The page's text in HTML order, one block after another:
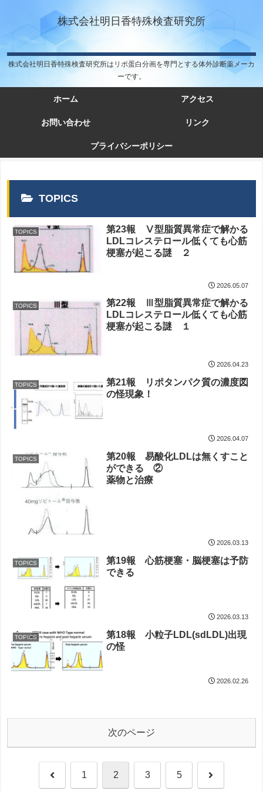
株式会社明日香特殊検査研究所
株式会社明日香特殊検査研究所はリポ蛋白分画を専門とする体外診断薬メーカ
ーです。
ホーム アクセス
お問い合わせ リンク
プライバシーポリシー
TOPICS
TOPICS
第23報 Ⅴ型脂質異常症で解かる
LDLコレステロール低くても心筋
梗塞が起こる謎 ２
2026.05.07
TOPICS
第22報 Ⅲ型脂質異常症で解かる
LDLコレステロール低くても心筋
梗塞が起こる謎 １
2026.04.23
TOPICS
第21報 リポタンパク質の濃度図
の怪現象！
2026.04.07
TOPICS
第20報 易酸化LDLは無くすこと
ができる ②
薬物と治療
2026.03.13
TOPICS
第19報 心筋梗塞・脳梗塞は予防
できる
2026.03.13
TOPICS
第18報 小粒子LDL(sdLDL)出現
の怪
2026.02.26
次のページ
前 1 2 3 5 次